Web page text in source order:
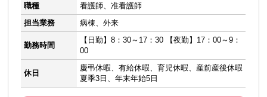
職種
看護師、准看護師
担当業務
病棟、外来
勤務時間
【日勤】8：30～17：30 【夜勤】17：00～9：
00
休日
慶弔休暇、有給休暇、育児休暇、産前産後休暇
夏季3日、年末年始5日